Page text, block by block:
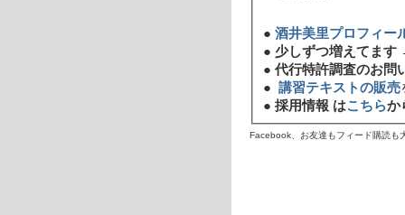
●酒井美里プロフィー
● 少しずつ増えてま
●代行特許調査のお問
●講習テキストの販売
●採用情報 はこちらか
Facebook、お友達もフィード購読も